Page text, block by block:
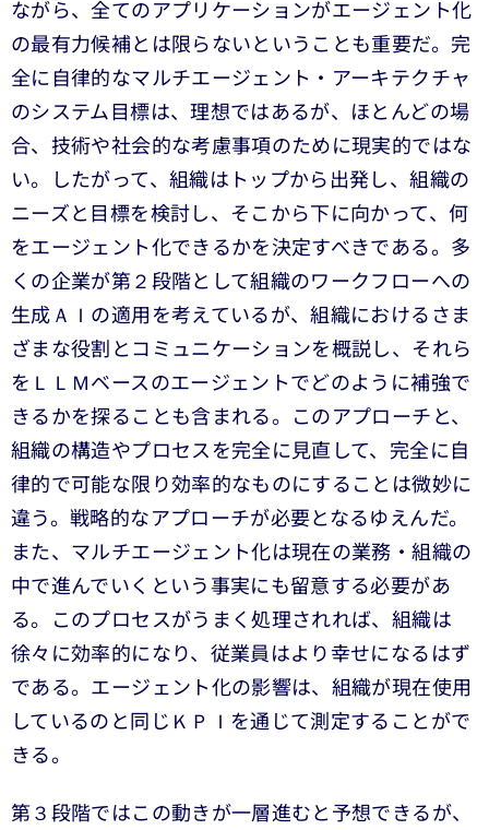
ながら、全てのアプリケーションがエージェント化
の最有力候補とは限らないということも重要だ。完
全に自律的なマルチエージェント・アーキテクチャ
のシステム目標は、理想ではあるが、ほとんどの場
合、技術や社会的な考慮事項のために現実的ではな
い。したがって、組織はトップから出発し、組織の
ニーズと目標を検討し、そこから下に向かって、何
をエージェント化できるかを決定すべきである。多
くの企業が第２段階として組織のワークフローへの
生成ＡＩの適用を考えているが、組織におけるさま
ざまな役割とコミュニケーションを概説し、それら
をＬＬＭベースのエージェントでどのように補強で
きるかを探ることも含まれる。このアプローチと、
組織の構造やプロセスを完全に見直して、完全に自
律的で可能な限り効率的なものにすることは微妙に
違う。戦略的なアプローチが必要となるゆえんだ。
また、マルチエージェント化は現在の業務・組織の
中で進んでいくという事実にも留意する必要があ
る。このプロセスがうまく処理されれば、組織は
徐々に効率的になり、従業員はより幸せになるはず
である。エージェント化の影響は、組織が現在使用
しているのと同じＫＰＩを通じて測定することがで
きる。
第３段階ではこの動きが一層進むと予想できるが、